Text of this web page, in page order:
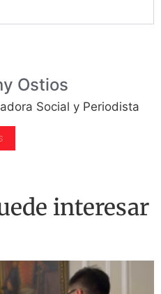
Ostios
Social y Periodista
interesar